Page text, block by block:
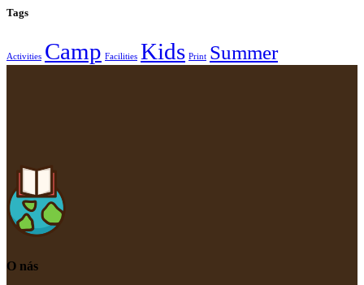
Tags
Activities Camp Facilities Kids Print Summer
O nás